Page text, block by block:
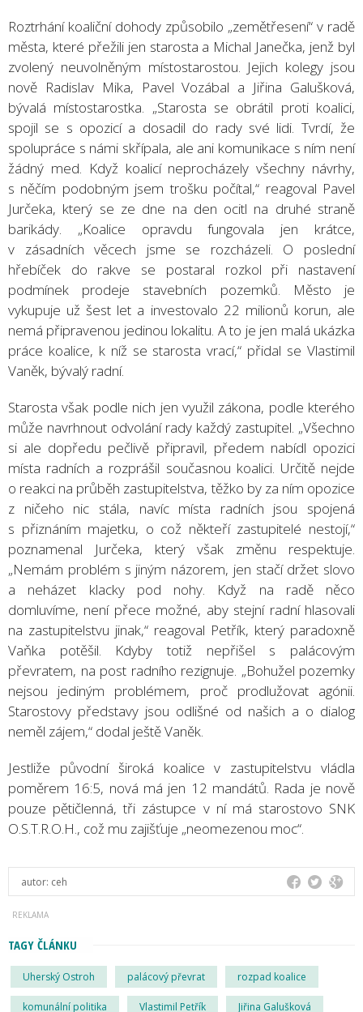
Roztrhání koaliční dohody způsobilo „zemětřesení“ v radě
města, které přežili jen starosta a Michal Janečka, jenž byl
zvolený neuvolněným místostarostou. Jejich kolegy jsou
nově Radislav Mika, Pavel Vozábal a Jiřina Galušková,
bývalá místostarostka. „Starosta se obrátil proti koalici,
spojil se s opozicí a dosadil do rady své lidi. Tvrdí, že
spolupráce s námi skřípala, ale ani komunikace s ním není
žádný med. Když koalicí neprocházely všechny návrhy,
s něčím podobným jsem trošku počítal,“ reagoval Pavel
Jurčeka, který se ze dne na den ocitl na druhé straně
barikády. „Koalice opravdu fungovala jen krátce,
v zásadních věcech jsme se rozcházeli. O poslední
hřebíček do rakve se postaral rozkol při nastavení
podmínek prodeje stavebních pozemků. Město je
vykupuje už šest let a investovalo 22 milionů korun, ale
nemá připravenou jedinou lokalitu. A to je jen malá ukázka
práce koalice, k níž se starosta vrací,“ přidal se Vlastimil
Vaněk, bývalý radní.
Starosta však podle nich jen využil zákona, podle kterého
může navrhnout odvolání rady každý zastupitel. „Všechno
si ale dopředu pečlivě připravil, předem nabídl opozici
místa radních a rozprášil současnou koalici. Určitě nejde
o reakci na průběh zastupitelstva, těžko by za ním opozice
z ničeho nic stála, navíc místa radních jsou spojená
s přiznáním majetku, o což někteří zastupitelé nestojí,“
poznamenal Jurčeka, který však změnu respektuje.
„Nemám problém s jiným názorem, jen stačí držet slovo
a neházet klacky pod nohy. Když na radě něco
domluvíme, není přece možné, aby stejní radní hlasovali
na zastupitelstvu jinak,“ reagoval Petřík, který paradoxně
Vaňka potěšil. Kdyby totiž nepřišel s palácovým
převratem, na post radního rezignuje. „Bohužel pozemky
nejsou jediným problémem, proč prodlužovat agónii.
Starostovy představy jsou odlišné od našich a o dialog
neměl zájem,“ dodal ještě Vaněk.
Jestliže původní široká koalice v zastupitelstvu vládla
poměrem 16:5, nová má jen 12 mandátů. Rada je nově
pouze pětičlenná, tři zástupce v ní má starostovo SNK
O.S.T.R.O.H., což mu zajišťuje „neomezenou moc“.
autor: ceh
TAGY ČLÁNKU
Uherský Ostroh palácový převrat rozpad koalice
komunální politika Vlastimil Petřík Jiřina Galušková